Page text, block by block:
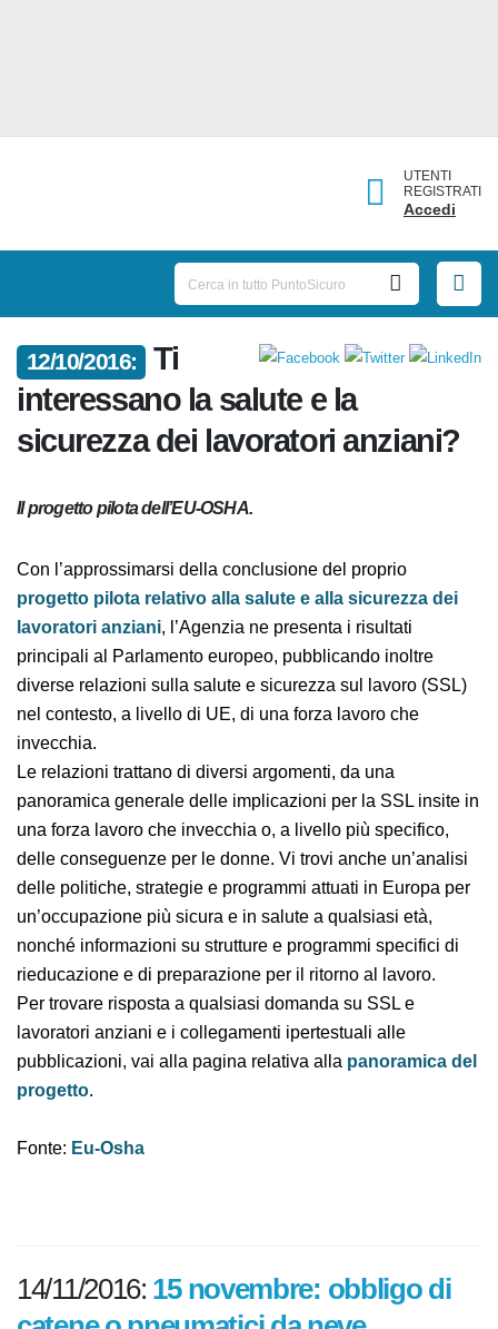
UTENTI
REGISTRATI
Accedi
12/10/2016:
Ti
interessano la salute e la
sicurezza dei lavoratori
anziani?
Il progetto pilota dell’EU-OSHA.
Con l’approssimarsi della conclusione del proprio
progetto pilota relativo alla salute e alla sicurezza
dei lavoratori anziani, l’Agenzia ne presenta i risultati
principali al Parlamento europeo, pubblicando inoltre
diverse relazioni sulla salute e sicurezza sul lavoro (SSL)
nel contesto, a livello di UE, di una forza lavoro che
invecchia.
Le relazioni trattano di diversi argomenti, da una
panoramica generale delle implicazioni per la SSL insite
in una forza lavoro che invecchia o, a livello più
specifico, delle conseguenze per le donne. Vi trovi
anche un’analisi delle politiche, strategie e programmi
attuati in Europa per un’occupazione più sicura e in
salute a qualsiasi età, nonché informazioni su strutture
e programmi specifici di rieducazione e di preparazione
per il ritorno al lavoro.
Per trovare risposta a qualsiasi domanda su SSL e
pubblicazioni, vai alla pagina relativa alla